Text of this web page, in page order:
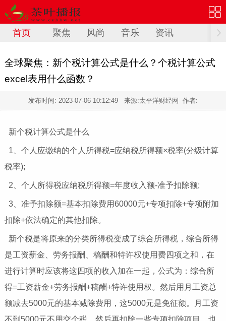
首页 聚焦 风尚 音乐 资讯
全球聚焦：新个税计算公式是什么？个税计算公式
excel表用什么函数？
发布时间: 2023-07-06 10:12:49 来源:太平洋财经网 作者:
新个税计算公式是什么
1、个人应缴纳的个人所得税=应纳税所得额×税率(分级计算
税率);
2、个人所得税应纳税所得额=年度收入额-准予扣除额;
3、准予扣除额=基本扣除费用60000元+专项扣除+专项附加
扣除+依法确定的其他扣除。
新个税是将原来的分类所得税变成了综合所得税，综合所得
是工资薪金、劳务报酬、稿酬和特许权使用费四项之和，在
进行计算时应该将这四项的收入加在一起，公式为：综合所
得=工资薪金+劳务报酬+稿酬+特许使用权。然后用月工资总
额减去5000元的基本减除费用，这5000元是免征额。月工资